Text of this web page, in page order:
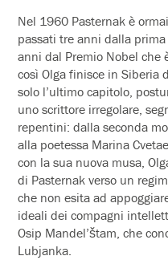
Nel 1960 Pasternak è
passati tre anni dalla
anni dal Premio Nobel che
così Olga finisce in Siberia
solo l’ultimo capitolo,
uno scrittore irregolare,
repentini: dalla seconda
alla poetessa Marina
con la sua nuova musa,
di Pasternak verso un
che non esita ad
ideali dei compagni
Osip Mandel’štam, che
Lubjanka.